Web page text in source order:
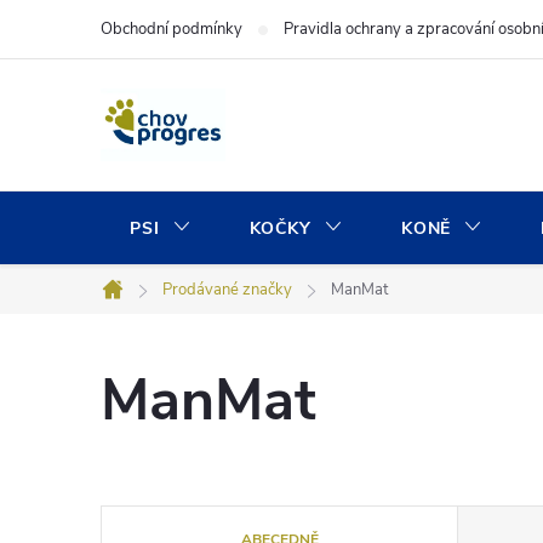
Obchodní podmínky Pravidla ochrany a zpracování
PSI KOČKY KONĚ
Domů
Prodávané značky ManMat
ManMat